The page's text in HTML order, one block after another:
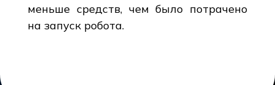
меньше средств, чем было потрачено
на запуск робота.